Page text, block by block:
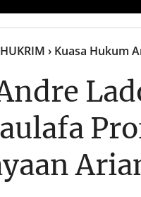
› Kuasa Hukum